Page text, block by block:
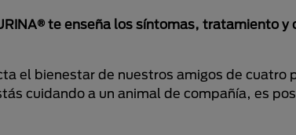
te enseña los síntomas, tratamiento y
el bienestar de nuestros amigos de cuatro
cuidando a un animal de compañía, es